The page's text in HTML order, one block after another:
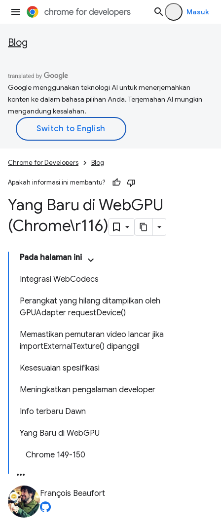
Masuk
Blog
Google menggunakan teknologi AI untuk menerjemahkan
konten ke dalam bahasa pilihan Anda. Terjemahan AI mungkin
mengandung kesalahan.
Chrome for Developers Blog
Apakah informasi ini membantu?
Yang Baru di WebGPU
(Chrome\r116)
Pada halaman ini
Integrasi WebCodecs
Perangkat yang hilang ditampilkan oleh
GPUAdapter requestDevice()
Memastikan pemutaran video lancar jika
importExternalTexture() dipanggil
Kesesuaian spesifikasi
Meningkatkan pengalaman developer
Info terbaru Dawn
Yang Baru di WebGPU
Chrome 149-150
François Beaufort